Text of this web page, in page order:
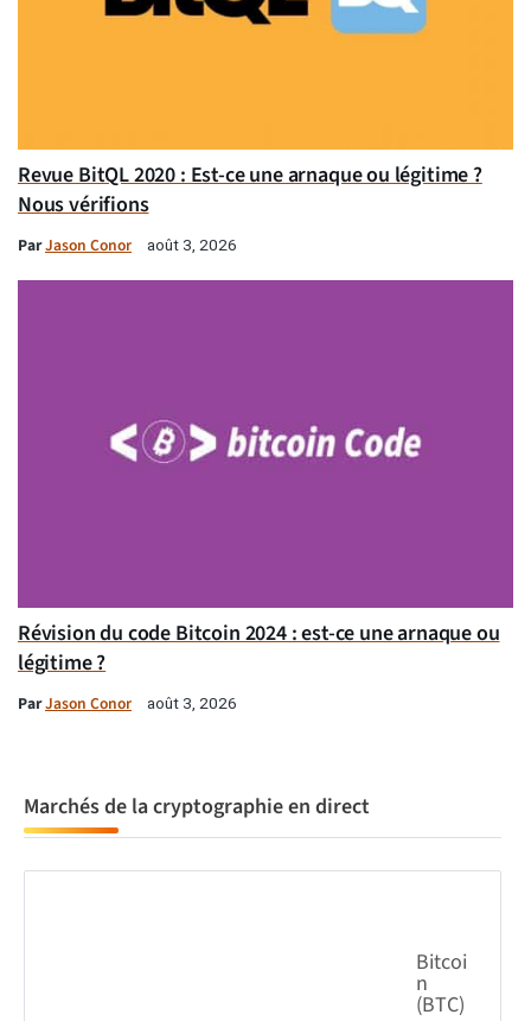
Revue BitQL 2020 : Est-ce une arnaque ou légitime ?
Nous vérifions
ParJason Conor août 3, 2026
Révision du code Bitcoin 2024 : est-ce une arnaque ou
légitime ?
ParJason Conor août 3, 2026
Marchés de la cryptographie en direct
Bitcoi
n
(BTC)